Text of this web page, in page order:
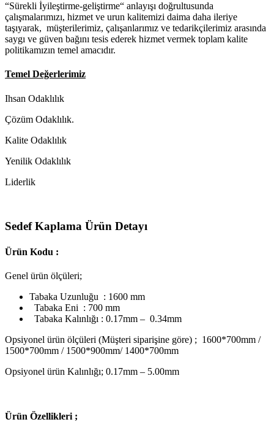
“Sürekli İyileştirme-geliştirme“ anlayışı doğrultusunda
çalışmalarımızı, hizmet ve urun kalitemizi daima daha ileriye
taşıyarak, müşterilerimiz, çalışanlarımız ve tedarikçilerimiz arasında
saygı ve güven bağını tesis ederek hizmet vermek toplam kalite
politikamızın temel amacıdır.
Temel Değerlerimiz
Ihsan Odaklılık
Çözüm Odaklılık.
Kalite Odaklılık
Yenilik Odaklılık
Liderlik
Sedef Kaplama Ürün Detayı
Ürün Kodu :
Genel ürün ölçüleri;
Tabaka Uzunluğu : 1600 mm
Tabaka Eni : 700 mm
Tabaka Kalınlığı : 0.17mm – 0.34mm
Opsiyonel ürün ölçüleri (Müşteri siparişine göre) ; 1600*700mm /
1500*700mm / 1500*900mm/ 1400*700mm
Opsiyonel ürün Kalınlığı; 0.17mm – 5.00mm
Ürün Özellikleri ;